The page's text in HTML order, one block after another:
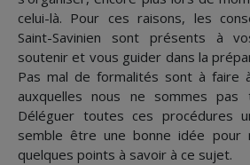
celui-là. Pour ces raisons, les
Saint-Savinien sont présents à
soutenir et vous guider dans la
Pas mal de formalités sont à faire
auxquelles nous ne sommes pas
Déléguer toutes ces procédures
semble être une bonne idée pour
quelques points à savoir à ce sujet.